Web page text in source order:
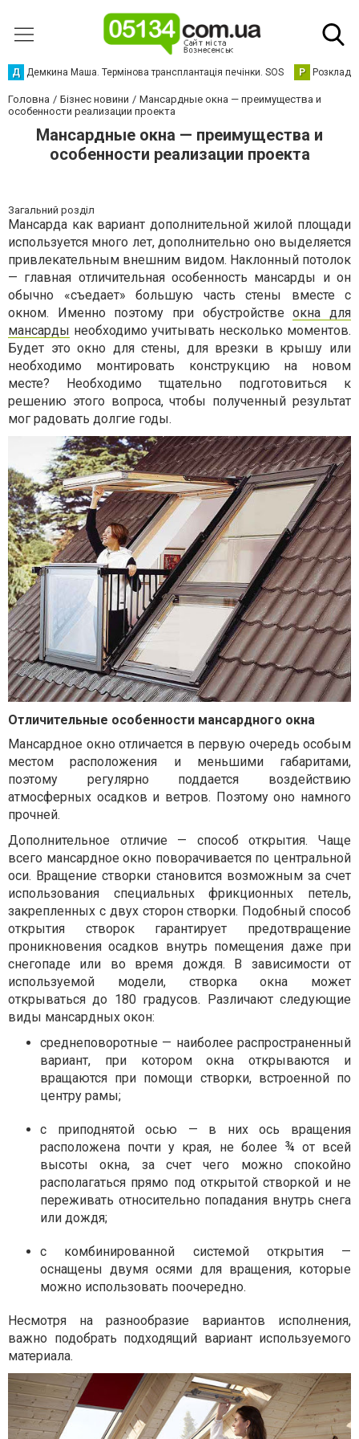
Д Демкина Маша. Термінова трансплантація печінки. SOS Р Розклад
Головна Бізнес новини
Мансардные окна — преимущества и
особенности реализации проекта
Мансардные окна — преимущества и
особенности реализации проекта
Загальний розділ
Мансарда как вариант дополнительной жилой площади
используется много лет, дополнительно оно выделяется
привлекательным внешним видом. Наклонный потолок
— главная отличительная особенность мансарды и он
обычно «съедает» большую часть стены вместе с
окном. Именно поэтому при обустройствеокна для
мансарды необходимо учитывать несколько моментов.
Будет это окно для стены, для врезки в крышу или
необходимо монтировать конструкцию на новом
месте? Необходимо тщательно подготовиться к
решению этого вопроса, чтобы полученный результат
мог радовать долгие годы.
Отличительные особенности мансардного окна
Мансардное окно отличается в первую очередь особым
местом расположения и меньшими габаритами,
поэтому регулярно поддается воздействию
атмосферных осадков и ветров. Поэтому оно намного
прочней.
Дополнительное отличие — способ открытия. Чаще
всего мансардное окно поворачивается по центральной
оси. Вращение створки становится возможным за счет
использования специальных фрикционных петель,
закрепленных с двух сторон створки. Подобный способ
открытия створок гарантирует предотвращение
проникновения осадков внутрь помещения даже при
снегопаде или во время дождя. В зависимости от
используемой модели, створка окна может
открываться до 180 градусов. Различают следующие
виды мансардных окон:
среднеповоротные — наиболее распространенный
вариант, при котором окна открываются и
вращаются при помощи створки, встроенной по
центру рамы;
с приподнятой осью — в них ось вращения
расположена почти у края, не более ¾ от всей
высоты окна, за счет чего можно спокойно
располагаться прямо под открытой створкой и не
переживать относительно попадания внутрь снега
или дождя;
с комбинированной системой открытия —
оснащены двумя осями для вращения, которые
можно использовать поочередно.
Несмотря на разнообразие вариантов исполнения,
важно подобрать подходящий вариант используемого
материала.